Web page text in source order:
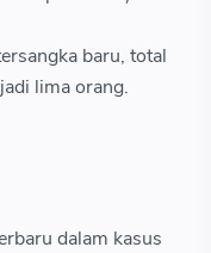
baru, total
lima orang.
dalam kasus